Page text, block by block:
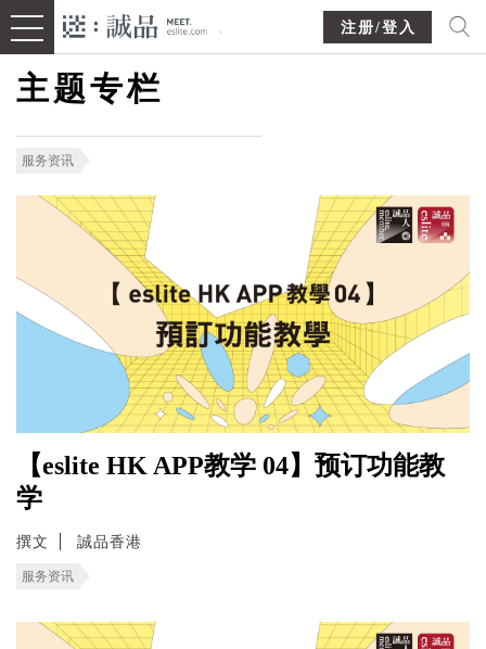
注册/登入
主题专栏
服务资讯
【eslite HK APP教学 04】预订功能教
学
撰文 誠品香港
服务资讯